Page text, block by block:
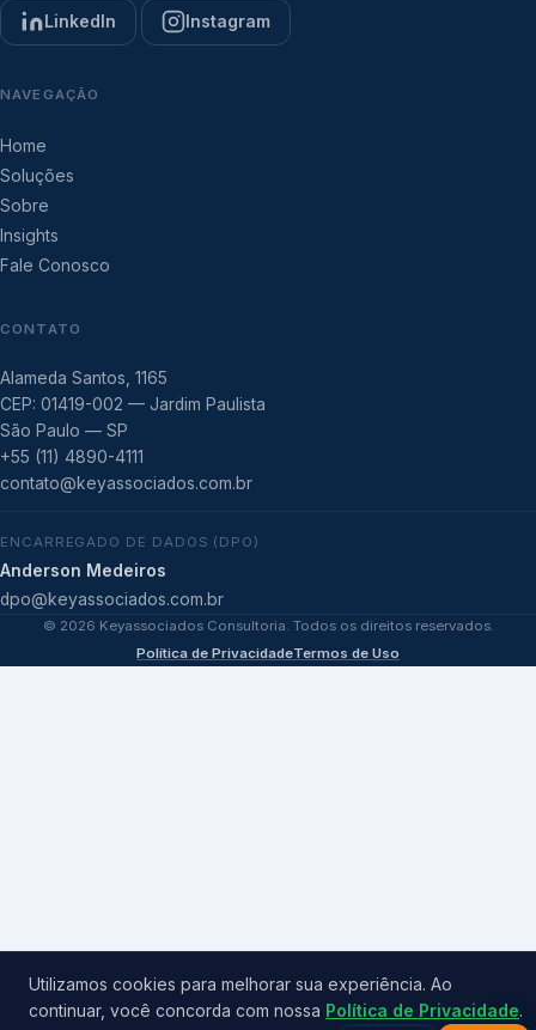
LinkedIn Instagram
NAVEGAÇÃO
Home
Soluções
Sobre
Insights
Fale Conosco
CONTATO
Alameda Santos, 1165
CEP: 01419-002 — Jardim Paulista
São Paulo — SP
+55 (11) 4890-4111
contato@keyassociados.com.br
ENCARREGADO DE DADOS (DPO)
Anderson Medeiros
dpo@keyassociados.com.br
© 2026 Keyassociados Consultoria. Todos os direitos reservados.
Política de PrivacidadeTermos de Uso
Utilizamos cookies para melhorar sua experiência. Ao
continuar, você concorda com nossa Política de Privacidade.